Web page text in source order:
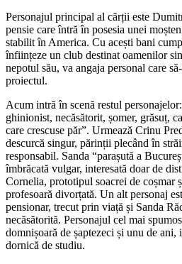
Personajul principal al cărții este
pensie care întră în posesia unei
stabilit în America. Cu acești bani
înființeze un club destinat oamenilor
nepotul său, va angaja personal care
proiectul.
Acum intră în scenă restul
ghinionist, necăsătorit, șomer, grăsuț,
care crescuse păr”. Urmează Crinu
descurcă singur, părinții plecând în
responsabil. Sanda “parașută a
îmbrăcată vulgar, interesată doar de
Cornelia, prototipul soacrei de coșmar
profesoară divorțată. Un alt personaj
pensionar, trecut prin viață și Sanda
necăsătorită. Personajul cel mai
domnișoară de șaptezeci și unu de ani,
dornică de studiu.